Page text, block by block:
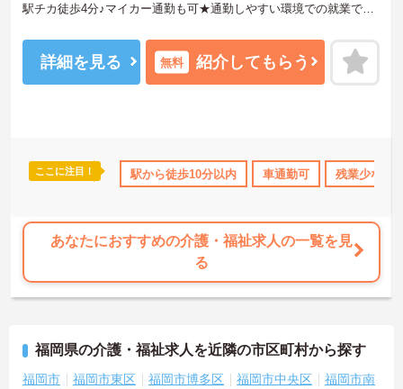
無資格OK 資格取得サポート 研修制度あり 産休･育休･
駅チカ徒歩4分♪マイカー通勤も可★通勤しやすい環境での就業で
ご興味ある方には、面接対策ポイントなど、さらに詳細をお話しい
たしますのでお気軽にご相談ください。
詳細を見る 無料 紹介してもらう
ここに注目！ 駅から徒歩10分以内 車通勤可 残業少なめ
あなたにおすすめの介護・福祉求人の一覧を見
る
福岡県の介護・福祉求人を近隣の市区町村から探す
福岡市 福岡市東区 福岡市博多区 福岡市中央区
福岡市南